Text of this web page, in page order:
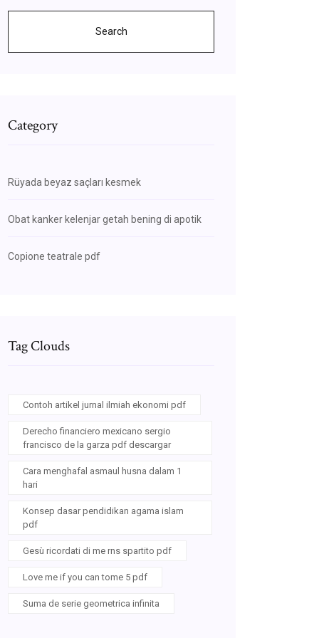
Search
Category
Rüyada beyaz saçları kesmek
Obat kanker kelenjar getah bening di apotik
Copione teatrale pdf
Tag Clouds
Contoh artikel jurnal ilmiah ekonomi pdf
Derecho financiero mexicano sergio
francisco de la garza pdf descargar
Cara menghafal asmaul husna dalam 1
hari
Konsep dasar pendidikan agama islam
pdf
Gesù ricordati di me rns spartito pdf
Love me if you can tome 5 pdf
Suma de serie geometrica infinita